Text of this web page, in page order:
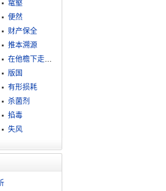
鼋壑
便然
财产保全
推本溯源
在他檐下走，怎敢不低头
版国
有形损耗
杀菌剂
掐毒
失风